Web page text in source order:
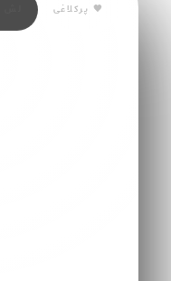
🖤 پرکلاغی